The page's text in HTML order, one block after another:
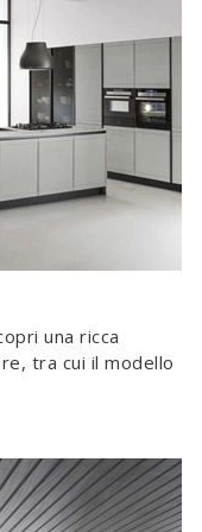
una ricca
tra cui il modello